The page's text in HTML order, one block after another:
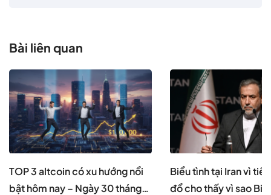
Bài liên quan
TOP 3 altcoin có xu hướng nổi
bật hôm nay – Ngày 30 tháng
Biểu tình tại Iran vì
đổ cho thấy vì sao